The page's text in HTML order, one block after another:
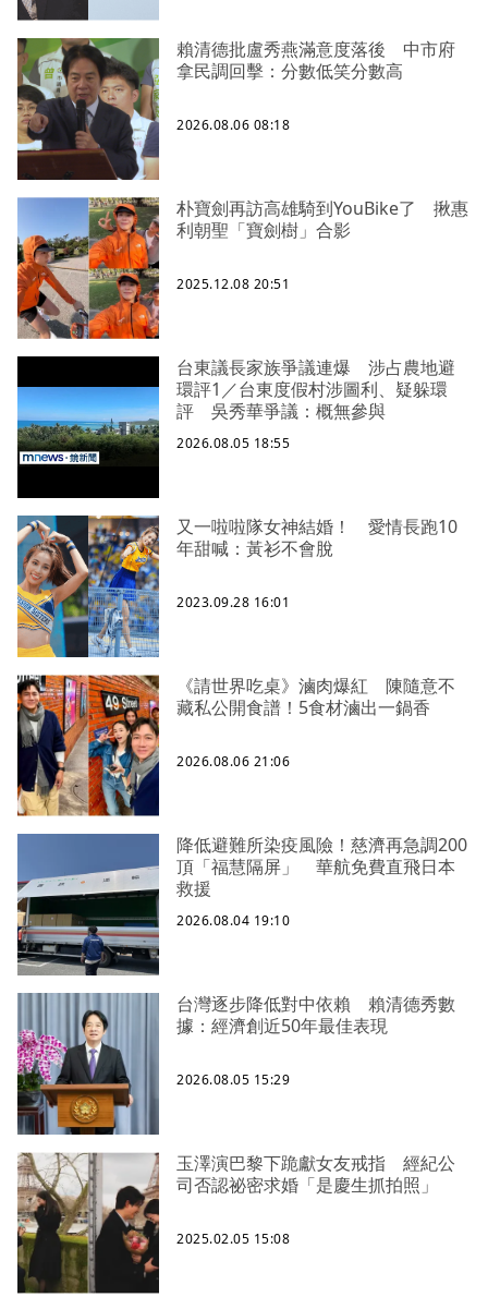
賴清德批盧秀燕滿意度落後 中市府
拿民調回擊：分數低笑分數高
2026.08.06 08:18
朴寶劍再訪高雄騎到YouBike了 揪惠
利朝聖「寶劍樹」合影
2025.12.08 20:51
台東議長家族爭議連爆 涉占農地避
環評1／台東度假村涉圖利、疑躲環
評 吳秀華爭議：概無參與
2026.08.05 18:55
又一啦啦隊女神結婚！ 愛情長跑10
年甜喊：黃衫不會脫
2023.09.28 16:01
《請世界吃桌》滷肉爆紅 陳隨意不
藏私公開食譜！5食材滷出一鍋香
2026.08.06 21:06
降低避難所染疫風險！慈濟再急調200
頂「福慧隔屏」 華航免費直飛日本
救援
2026.08.04 19:10
台灣逐步降低對中依賴 賴清德秀數
據：經濟創近50年最佳表現
2026.08.05 15:29
玉澤演巴黎下跪獻女友戒指 經紀公
司否認祕密求婚「是慶生抓拍照」
2025.02.05 15:08